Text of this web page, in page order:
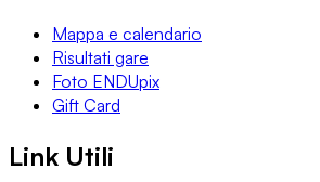
Mappa e calendario
Risultati gare
Foto ENDUpix
Gift Card
Link Utili